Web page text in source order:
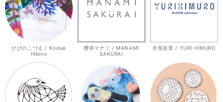
ひびのこづえ / Kodue
Hibino
櫻井マナミ / MANAMI
SAKURAI
氷室友里 / YURI HIMURO